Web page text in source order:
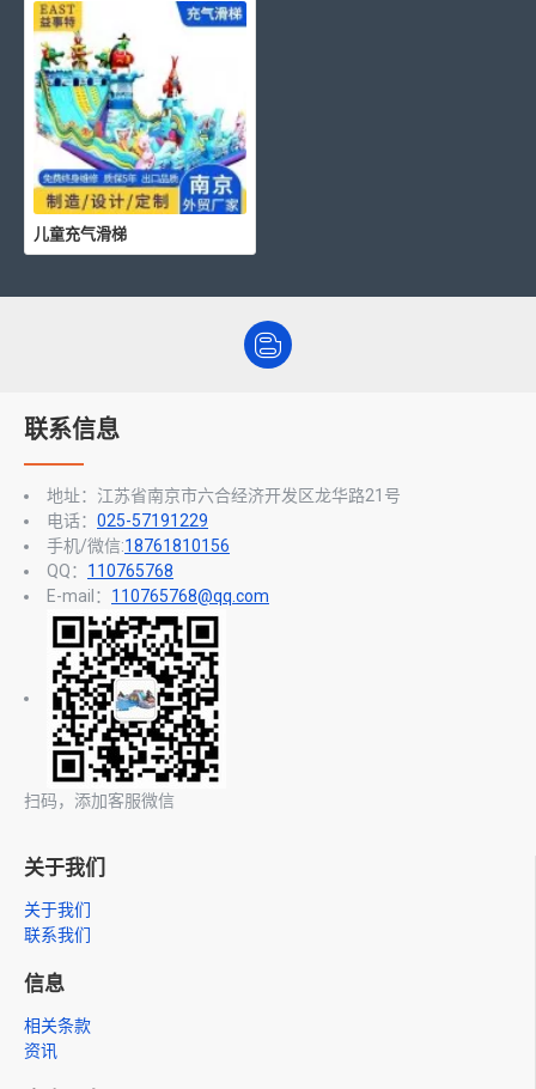
儿童充气滑梯
联系信息
地址：江苏省南京市六合经济开发区龙华路21号
电话： 025-57191229
手机/微信:18761810156
QQ： 110765768
E-mail： 110765768@qq.com
扫码，添加客服微信
关于我们
关于我们
联系我们
信息
相关条款
资讯